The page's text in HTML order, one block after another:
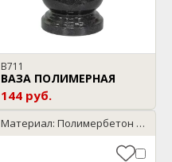
В711
ВАЗА ПОЛИМЕРНАЯ
144 руб.
Материал: Полимербетон / мрамор